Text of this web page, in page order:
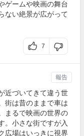
ゲームや映画の舞台
ない絶景が広がって
7
近づいてきて違う世
街は昔のままで車は
まるで映画の世界の
。小さな街ですが入
広場はいっきに視界
報告